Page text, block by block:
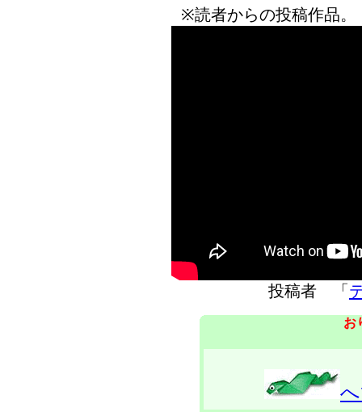
※読者からの投稿作品
投稿者 「
お